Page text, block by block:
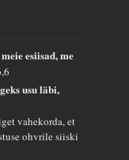
esiisad, me
usu läbi,
vahekorda, et
ohvrile siiski